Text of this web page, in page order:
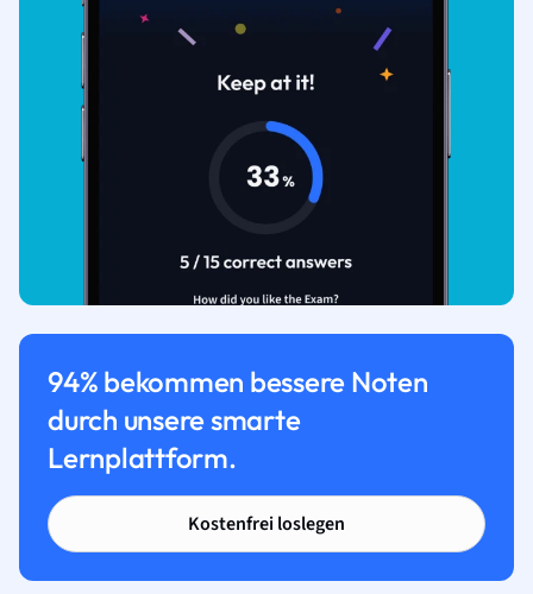
94% bekommen bessere Noten
durch unsere smarte
Lernplattform.
Kostenfrei loslegen